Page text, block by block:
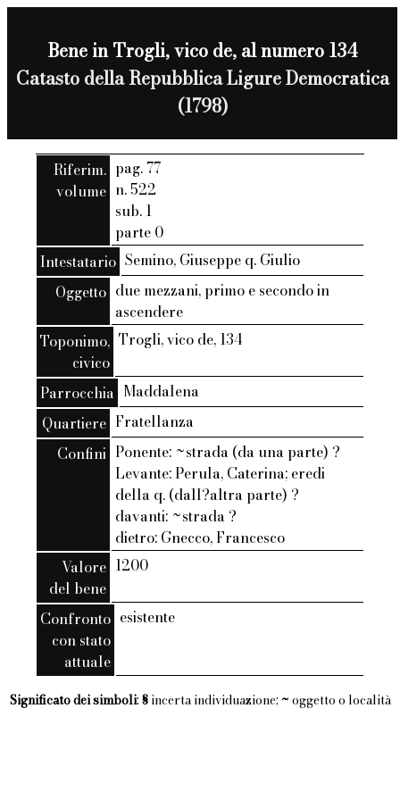
Bene in Trogli, vico de, al numero 134
Catasto della Repubblica Ligure Democratica
(1798)
Riferim.
volume
pag. 77
n. 522
sub. 1
parte 0
Intestatario Semino, Giuseppe q. Giulio
Oggetto due mezzani, primo e secondo in
ascendere
Toponimo,
civico
Trogli, vico de, 134
Parrocchia Maddalena
Quartiere Fratellanza
Confini Ponente: ~strada (da una parte) ?
Levante: Perula, Caterina; eredi
della q. (dall?altra parte) ?
davanti: ~strada ?
dietro: Gnecco, Francesco
Valore
del bene
1200
Confronto
con stato
attuale
esistente
Significato dei simboli: §incerta individuazione; ~ oggetto o località